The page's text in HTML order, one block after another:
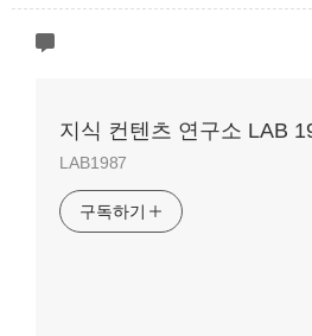
지식 컨텐츠 연구소 LAB
LAB1987
구독하기